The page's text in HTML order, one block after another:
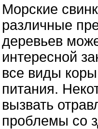
Морские
различные
деревьев
интересной
все виды
питания.
вызвать
проблемы со